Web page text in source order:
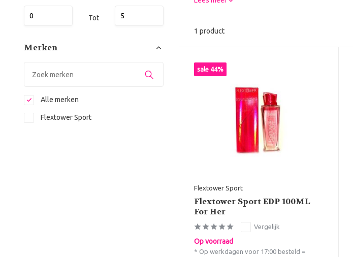
Tot
Merken
Alle merken
Flextower Sport
1 product
sale 44%
Flextower Sport
Flextower Sport EDP 100ML
For Her
Vergelijk
Op voorraad
* Op werkdagen voor 17:00 besteld =